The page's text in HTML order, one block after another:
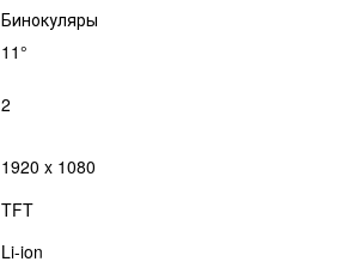
Бинокуляры
11°
2
1920 x 1080
TFT
Li-ion